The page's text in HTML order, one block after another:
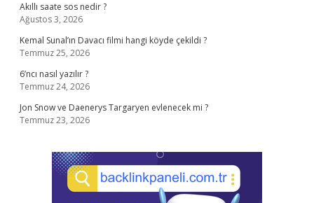
Akıllı saate sos nedir ?
Ağustos 3, 2026
Kemal Sunal’ın Davacı filmi hangi köyde çekildi ?
Temmuz 25, 2026
6’ncı nasıl yazılır ?
Temmuz 24, 2026
Jon Snow ve Daenerys Targaryen evlenecek mi ?
Temmuz 23, 2026